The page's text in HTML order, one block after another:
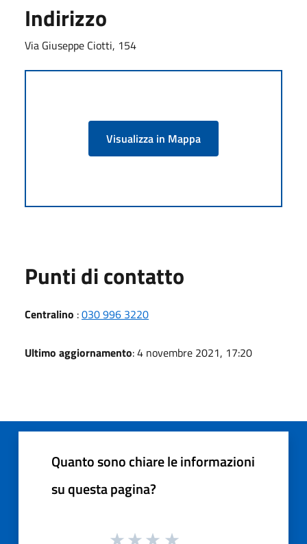
Indirizzo
Via Giuseppe Ciotti, 154
Visualizza in Mappa
Punti di contatto
Centralino :030 996 3220
Ultimo aggiornamento: 4 novembre 2021, 17:20
Quanto sono chiare le informazioni
su questa pagina?